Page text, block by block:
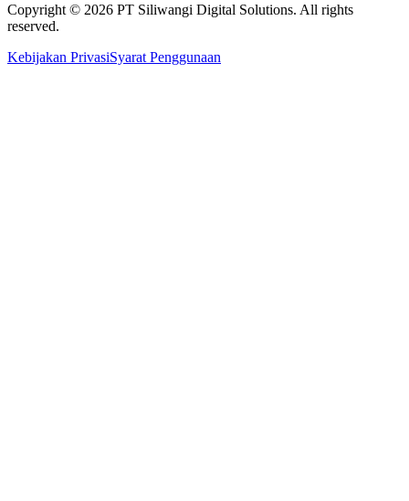
Copyright © 2026 PT Siliwangi Digital Solutions. All rights
reserved.
Kebijakan PrivasiSyarat Penggunaan